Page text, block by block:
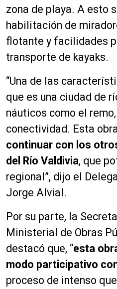
zona de playa. A esto
habilitación de
flotante y facilidades
transporte de kayaks.
“Una de las
que es una ciudad de
náuticos como el
conectividad. Esta obra
continuar con los
del Río Valdivia, que
regional”, dijo el
Jorge Alvial.
Por su parte, la
Ministerial de Obras
destacó que, “esta
modo participativo
proceso de intenso